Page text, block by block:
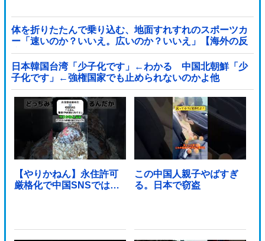
体を折りたたんで乗り込む、地面すれすれのスポーツカ
ー「速いのか？いいえ。広いのか？いいえ」【海外の反
応】
日本韓国台湾「少子化です」←わかる 中国北朝鮮「少
子化です」←強権国家でも止められないのかよ他
【やりかねん】永住許可
厳格化で中国SNSでは…
この中国人親子やばすぎ
る。日本で窃盗